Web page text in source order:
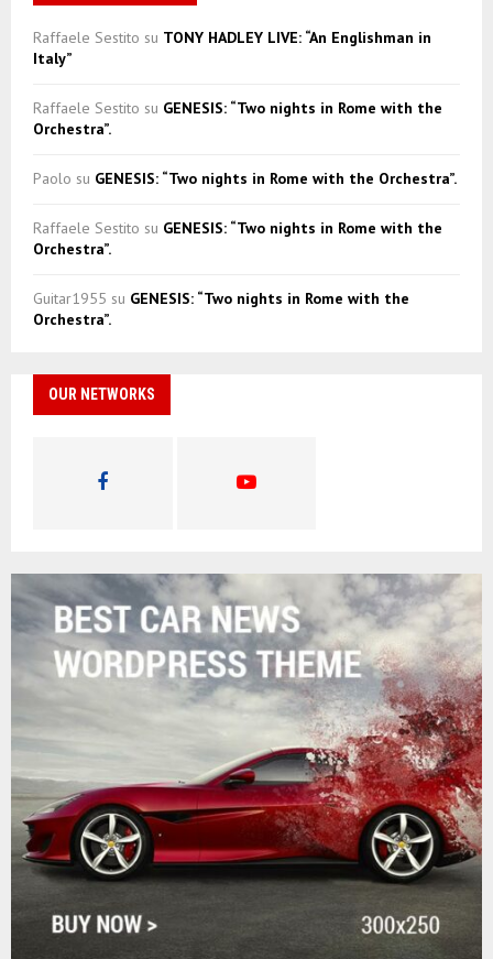
Raffaele Sestito su TONY HADLEY LIVE: “An Englishman in
Italy”
Raffaele Sestito su GENESIS: “Two nights in Rome with the
Orchestra”.
Paolo su GENESIS: “Two nights in Rome with the Orchestra”.
Raffaele Sestito su GENESIS: “Two nights in Rome with the
Orchestra”.
Guitar1955 su GENESIS: “Two nights in Rome with the
Orchestra”.
OUR NETWORKS